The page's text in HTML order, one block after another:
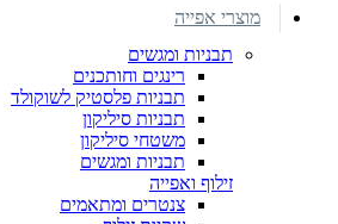
מוצרי אפייה
תבניות ומגשים
רינגים וחותכנים
תבניות פלסטיק לשוקולד
תבניות סיליקון
משטחי סיליקון
תבניות ומגשים
זילוף ואפייה
צנטרים ומתאמים